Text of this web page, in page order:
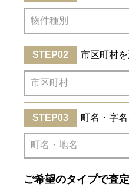
市区町村
町名・字
ご希望のタイプで査